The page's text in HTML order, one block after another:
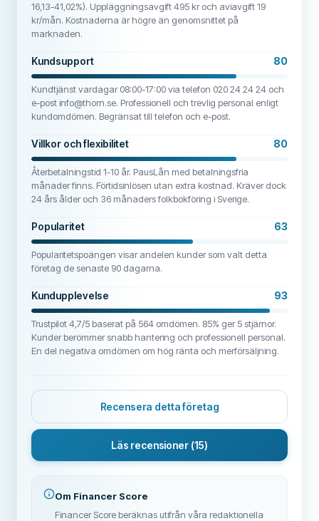
16,13-41,02%). Uppläggningsavgift 495 kr och aviavgift 19
kr/mån. Kostnaderna är högre än genomsnittet på
marknaden.
Kundsupport 80
Kundtjänst vardagar 08:00-17:00 via telefon 020 24 24 24 och
e-post info@thorn.se. Professionell och trevlig personal enligt
kundomdömen. Begränsat till telefon och e-post.
Villkor och flexibilitet 80
Återbetalningstid 1-10 år. PausLån med betalningsfria
månader finns. Förtidsinlösen utan extra kostnad. Kräver dock
24 års ålder och 36 månaders folkbokföring i Sverige.
Popularitet 63
Popularitetspoängen visar andelen kunder som valt detta
företag de senaste 90 dagarna.
Kundupplevelse 93
Trustpilot 4,7/5 baserat på 564 omdömen. 85% ger 5 stjärnor.
Kunder berömmer snabb hantering och professionell personal.
En del negativa omdömen om hög ränta och merförsäljning.
Recensera detta företag
Läs recensioner (15)
Om Financer Score
Financer Score beräknas utifrån våra redaktionella